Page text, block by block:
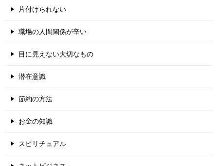
片付けられない
職場の人間関係が辛い
目に見えない大切なもの
潜在意識
節約の方法
お金の知識
スピリチュアル